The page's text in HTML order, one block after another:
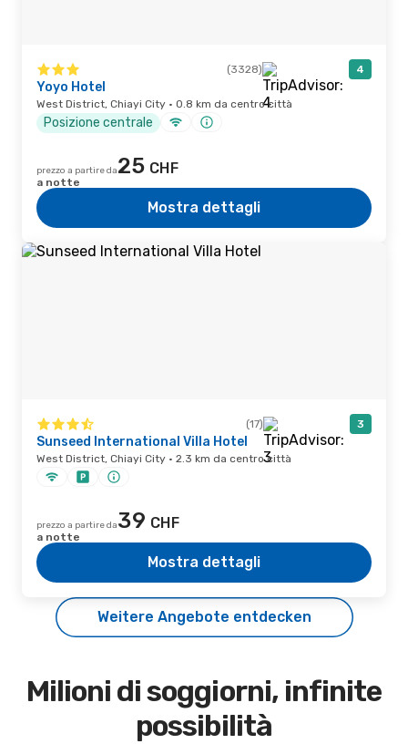
(3328) 4
Yoyo Hotel
West District, Chiayi City · 0.8 km da centro città
Posizione centrale
prezzo a partire da25 CHF
a notte
Mostra dettagli
(17) 3
Sunseed International Villa Hotel
West District, Chiayi City · 2.3 km da centro città
prezzo a partire da39 CHF
a notte
Mostra dettagli
Weitere Angebote entdecken
Milioni di soggiorni, infinite
possibilità